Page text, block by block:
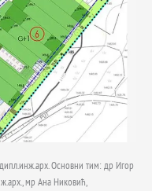
Основни тим: др Игор
мр Ана Никовић,